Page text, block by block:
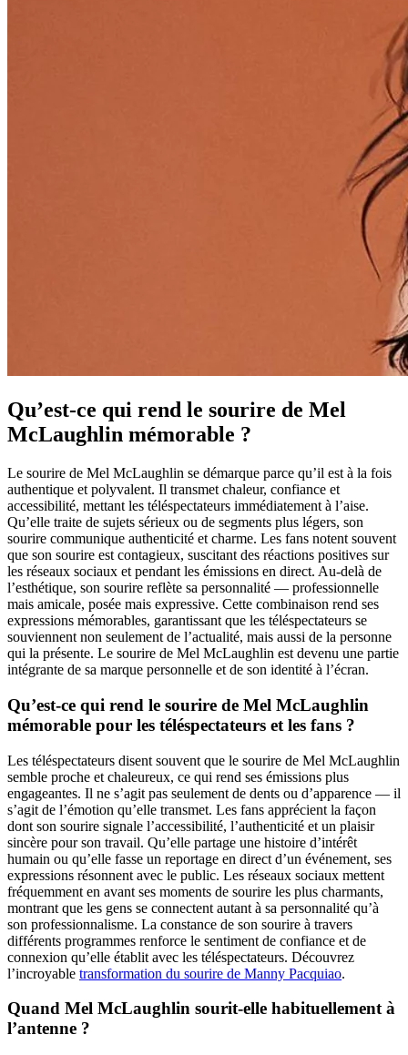
Qu’est-ce qui rend le sourire de Mel
McLaughlin mémorable ?
Le sourire de Mel McLaughlin se démarque parce qu’il est à la fois
authentique et polyvalent. Il transmet chaleur, confiance et
accessibilité, mettant les téléspectateurs immédiatement à l’aise.
Qu’elle traite de sujets sérieux ou de segments plus légers, son
sourire communique authenticité et charme. Les fans notent souvent
que son sourire est contagieux, suscitant des réactions positives sur
les réseaux sociaux et pendant les émissions en direct. Au-delà de
l’esthétique, son sourire reflète sa personnalité — professionnelle
mais amicale, posée mais expressive. Cette combinaison rend ses
expressions mémorables, garantissant que les téléspectateurs se
souviennent non seulement de l’actualité, mais aussi de la personne
qui la présente. Le sourire de Mel McLaughlin est devenu une partie
intégrante de sa marque personnelle et de son identité à l’écran.
Qu’est-ce qui rend le sourire de Mel McLaughlin
mémorable pour les téléspectateurs et les fans ?
Les téléspectateurs disent souvent que le sourire de Mel McLaughlin
semble proche et chaleureux, ce qui rend ses émissions plus
engageantes. Il ne s’agit pas seulement de dents ou d’apparence — il
s’agit de l’émotion qu’elle transmet. Les fans apprécient la façon
dont son sourire signale l’accessibilité, l’authenticité et un plaisir
sincère pour son travail. Qu’elle partage une histoire d’intérêt
humain ou qu’elle fasse un reportage en direct d’un événement, ses
expressions résonnent avec le public. Les réseaux sociaux mettent
fréquemment en avant ses moments de sourire les plus charmants,
montrant que les gens se connectent autant à sa personnalité qu’à
son professionnalisme. La constance de son sourire à travers
différents programmes renforce le sentiment de confiance et de
connexion qu’elle établit avec les téléspectateurs. Découvrez
l’incroyable transformation du sourire de Manny Pacquiao.
Quand Mel McLaughlin sourit-elle habituellement à
l’antenne ?